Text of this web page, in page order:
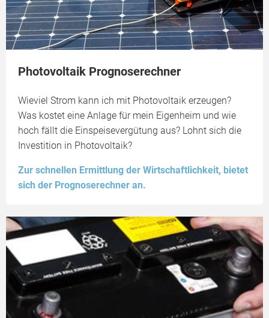
Photovoltaik Prognoserechner
Wieviel Strom kann ich mit Photovoltaik erzeugen?
Was kostet eine Anlage für mein Eigenheim und wie
hoch fällt die Einspeisevergütung aus? Lohnt sich die
Investition in Photovoltaik?
Zur schnellen Ermittlung der Wirtschaftlichkeit, bietet
sich der Prognoserechner an.